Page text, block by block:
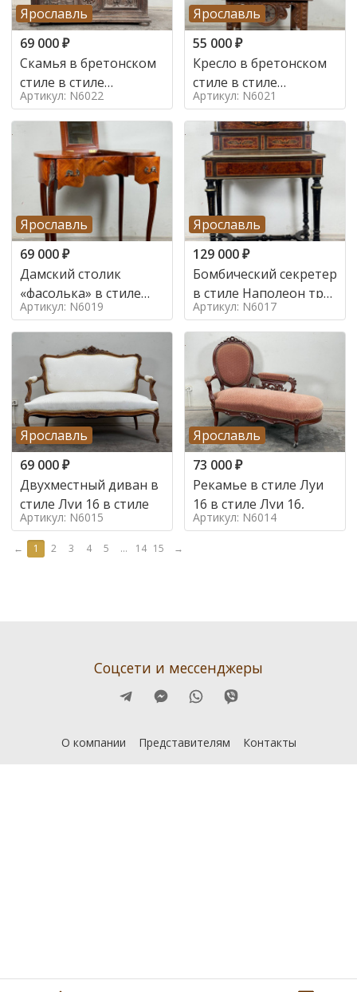
Ярославль
69 000₽
Скамья в бретонском
стиле в стиле
Артикул: N6022
Ярославль
55 000₽
Кресло в бретонском
стиле в стиле
Артикул: N6021
Ярославль
69 000₽
Дамский столик
«фасолька» в стиле
Луи 16,
Артикул: N6019
Ярославль
129 000₽
Бомбический секретер
в стиле Наполеон труа
в стиле
Артикул: N6017
Ярославль
69 000₽
Двухместный диван в
стиле Луи 16 в стиле
Артикул: N6015
Ярославль
73 000₽
Рекамье в стиле Луи
16 в стиле Луи 16,
Артикул: N6014
← 1 2 3 4 5 ... 14 15 →
Соцсети и мессенджеры
О компании Представителям Контакты